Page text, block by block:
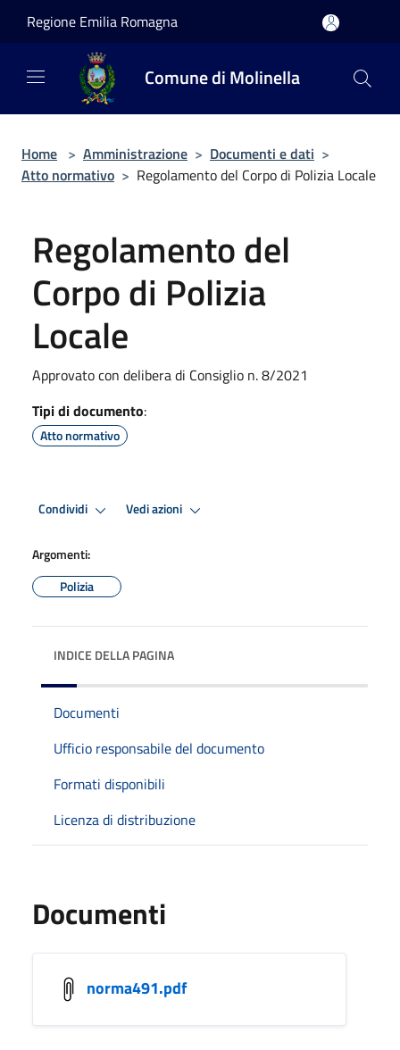
Regione Emilia Romagna
Comune di Molinella
Home > Amministrazione > Documenti e dati >
Atto normativo > Regolamento del Corpo di Polizia Locale
Regolamento del
Corpo di Polizia
Locale
Approvato con delibera di Consiglio n. 8/2021
Tipi di documento:
Atto normativo
Condividi Vedi azioni
Argomenti:
Polizia
INDICE DELLA PAGINA
Documenti
Ufficio responsabile del documento
Formati disponibili
Licenza di distribuzione
Documenti
norma491.pdf